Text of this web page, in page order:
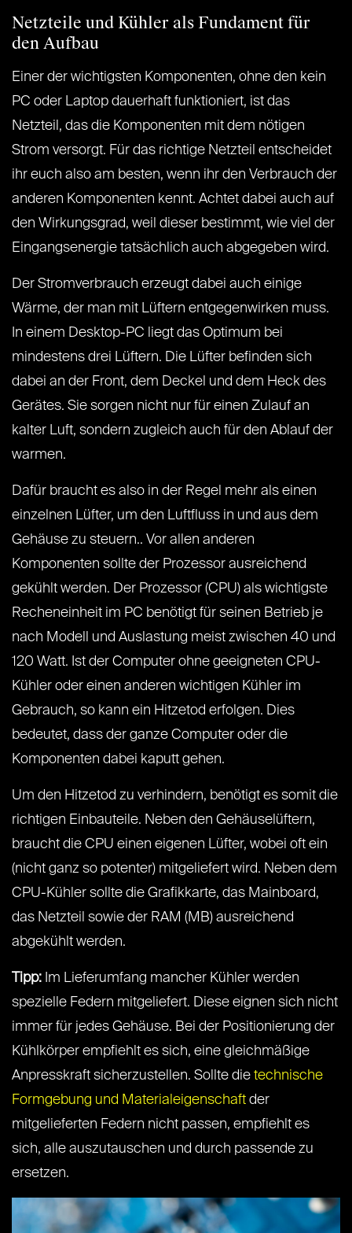
Netzteile und Kühler als Fundament für
den Aufbau
Einer der wichtigsten Komponenten, ohne den kein
PC oder Laptop dauerhaft funktioniert, ist das
Netzteil, das die Komponenten mit dem nötigen
Strom versorgt. Für das richtige Netzteil entscheidet
ihr euch also am besten, wenn ihr den Verbrauch der
anderen Komponenten kennt. Achtet dabei auch auf
den Wirkungsgrad, weil dieser bestimmt, wie viel der
Eingangsenergie tatsächlich auch abgegeben wird.
Der Stromverbrauch erzeugt dabei auch einige
Wärme, der man mit Lüftern entgegenwirken muss.
In einem Desktop-PC liegt das Optimum bei
mindestens drei Lüftern. Die Lüfter befinden sich
dabei an der Front, dem Deckel und dem Heck des
Gerätes. Sie sorgen nicht nur für einen Zulauf an
kalter Luft, sondern zugleich auch für den Ablauf der
warmen.
Dafür braucht es also in der Regel mehr als einen
einzelnen Lüfter, um den Luftfluss in und aus dem
Gehäuse zu steuern.. Vor allen anderen
Komponenten sollte der Prozessor ausreichend
gekühlt werden. Der Prozessor (CPU) als wichtigste
Recheneinheit im PC benötigt für seinen Betrieb je
nach Modell und Auslastung meist zwischen 40 und
120 Watt. Ist der Computer ohne geeigneten CPU-
Kühler oder einen anderen wichtigen Kühler im
Gebrauch, so kann ein Hitzetod erfolgen. Dies
bedeutet, dass der ganze Computer oder die
Komponenten dabei kaputt gehen.
Um den Hitzetod zu verhindern, benötigt es somit die
richtigen Einbauteile. Neben den Gehäuselüftern,
braucht die CPU einen eigenen Lüfter, wobei oft ein
(nicht ganz so potenter) mitgeliefert wird. Neben dem
CPU-Kühler sollte die Grafikkarte, das Mainboard,
das Netzteil sowie der RAM (MB) ausreichend
abgekühlt werden.
Tipp: Im Lieferumfang mancher Kühler werden
spezielle Federn mitgeliefert. Diese eignen sich nicht
immer für jedes Gehäuse. Bei der Positionierung der
Kühlkörper empfiehlt es sich, eine gleichmäßige
Anpresskraft sicherzustellen. Sollte die technische
Formgebung und Materialeigenschaft der
mitgelieferten Federn nicht passen, empfiehlt es
sich, alle auszutauschen und durch passende zu
ersetzen.